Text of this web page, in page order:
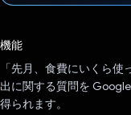
機能
「先月、食費にいくら
出に関する質問を
得られます。